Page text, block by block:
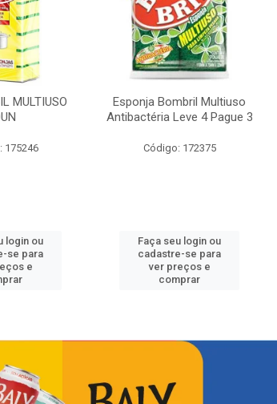
MULTIUSO
175246
login ou
se para
e
Esponja Bombril Multiuso
Antibactéria Leve 4 Pague 3
Código: 172375
Faça seu login ou
cadastre-se para
ver preços e
comprar